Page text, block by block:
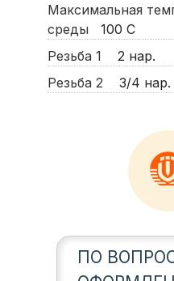
Максимальная
среды
100 С
Резьба 1
2 нар.
Резьба 2
3/4 нар.
ПО